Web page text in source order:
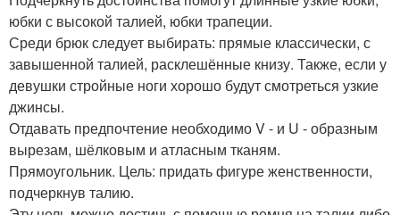
юбки с высокой талией, юбки трапеции.
Среди брюк следует выбирать: прямые классически, с
завышенной талией, расклешённые книзу. Также, если у
девушки стройные ноги хорошо будут смотреться узкие
джинсы.
Отдавать предпочтение необходимо V - и U - образным
вырезам, шёлковым и атласным тканям.
Прямоугольник. Цель: придать фигуре женственности,
подчеркнув талию.